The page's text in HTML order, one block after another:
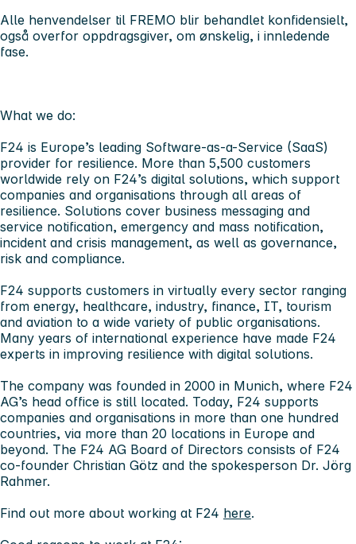
Alle henvendelser til FREMO blir behandlet konfidensielt,
også overfor oppdragsgiver, om ønskelig, i innledende
fase.
What we do:
F24 is Europe’s leading Software-as-a-Service (SaaS)
provider for resilience. More than 5,500 customers
worldwide rely on F24’s digital solutions, which support
companies and organisations through all areas of
resilience. Solutions cover business messaging and
service notification, emergency and mass notification,
incident and crisis management, as well as governance,
risk and compliance.
F24 supports customers in virtually every sector ranging
from energy, healthcare, industry, finance, IT, tourism
and aviation to a wide variety of public organisations.
Many years of international experience have made F24
experts in improving resilience with digital solutions.
The company was founded in 2000 in Munich, where F24
AG’s head office is still located. Today, F24 supports
companies and organisations in more than one hundred
countries, via more than 20 locations in Europe and
beyond. The F24 AG Board of Directors consists of F24
co-founder Christian Götz and the spokesperson Dr. Jörg
Rahmer.
Find out more about working at F24 here.